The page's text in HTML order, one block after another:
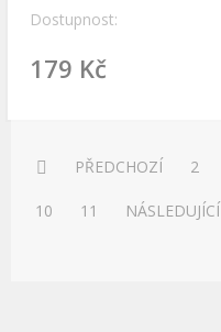
Dostupnost:
179 Kč
PŘEDCHOZÍ 2
10 11 NÁSLEDUJÍCÍ